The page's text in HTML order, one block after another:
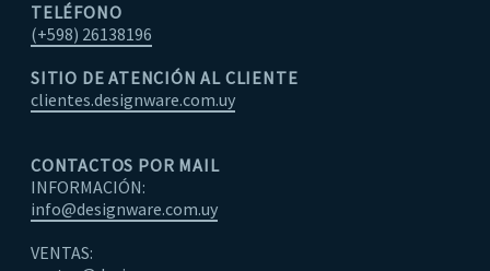
TELÉFONO
(+598) 26138196
SITIO DE ATENCIÓN AL CLIENTE
clientes.designware.com.uy
CONTACTOS POR MAIL
INFORMACIÓN:
info@designware.com.uy
VENTAS: